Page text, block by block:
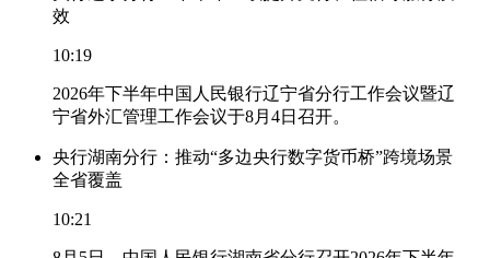
效
10:19
2026年下半年中国人民银行辽宁省分行工作会议暨辽
宁省外汇管理工作会议于8月4日召开。
央行湖南分行：推动“多边央行数字货币桥”跨境场景
全省覆盖
10:21